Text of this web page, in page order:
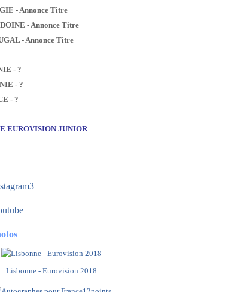
- Annonce Titre
- Annonce Titre
- Annonce Titre
- ?
- ?
- ?
EUROVISION JUNIOR
Lisbonne - Eurovision 2018